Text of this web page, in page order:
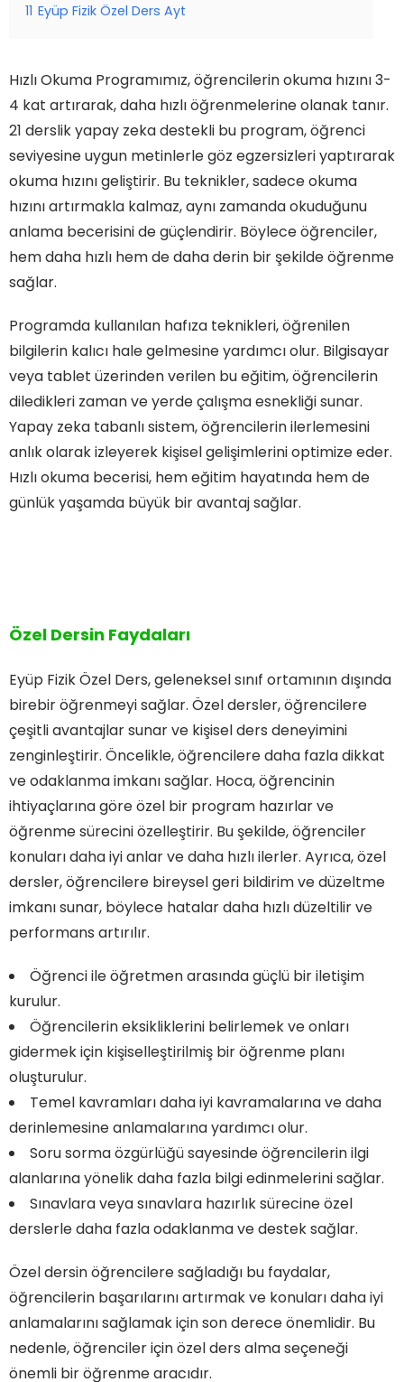
11 Eyüp Fizik Özel Ders Ayt
Hızlı Okuma Programımız, öğrencilerin okuma hızını 3-
4 kat artırarak, daha hızlı öğrenmelerine olanak tanır.
21 derslik yapay zeka destekli bu program, öğrenci
seviyesine uygun metinlerle göz egzersizleri yaptırarak
okuma hızını geliştirir. Bu teknikler, sadece okuma
hızını artırmakla kalmaz, aynı zamanda okuduğunu
anlama becerisini de güçlendirir. Böylece öğrenciler,
hem daha hızlı hem de daha derin bir şekilde öğrenme
sağlar.
Programda kullanılan hafıza teknikleri, öğrenilen
bilgilerin kalıcı hale gelmesine yardımcı olur. Bilgisayar
veya tablet üzerinden verilen bu eğitim, öğrencilerin
diledikleri zaman ve yerde çalışma esnekliği sunar.
Yapay zeka tabanlı sistem, öğrencilerin ilerlemesini
anlık olarak izleyerek kişisel gelişimlerini optimize eder.
Hızlı okuma becerisi, hem eğitim hayatında hem de
günlük yaşamda büyük bir avantaj sağlar.
Özel Dersin Faydaları
Eyüp Fizik Özel Ders, geleneksel sınıf ortamının dışında
birebir öğrenmeyi sağlar. Özel dersler, öğrencilere
çeşitli avantajlar sunar ve kişisel ders deneyimini
zenginleştirir. Öncelikle, öğrencilere daha fazla dikkat
ve odaklanma imkanı sağlar. Hoca, öğrencinin
ihtiyaçlarına göre özel bir program hazırlar ve
öğrenme sürecini özelleştirir. Bu şekilde, öğrenciler
konuları daha iyi anlar ve daha hızlı ilerler. Ayrıca, özel
dersler, öğrencilere bireysel geri bildirim ve düzeltme
imkanı sunar, böylece hatalar daha hızlı düzeltilir ve
performans artırılır.
Öğrenci ile öğretmen arasında güçlü bir iletişim
kurulur.
Öğrencilerin eksikliklerini belirlemek ve onları
gidermek için kişiselleştirilmiş bir öğrenme planı
oluşturulur.
Temel kavramları daha iyi kavramalarına ve daha
derinlemesine anlamalarına yardımcı olur.
Soru sorma özgürlüğü sayesinde öğrencilerin ilgi
alanlarına yönelik daha fazla bilgi edinmelerini sağlar.
Sınavlara veya sınavlara hazırlık sürecine özel
derslerle daha fazla odaklanma ve destek sağlar.
Özel dersin öğrencilere sağladığı bu faydalar,
öğrencilerin başarılarını artırmak ve konuları daha iyi
anlamalarını sağlamak için son derece önemlidir. Bu
nedenle, öğrenciler için özel ders alma seçeneği
önemli bir öğrenme aracıdır.